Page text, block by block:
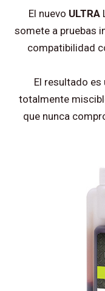
El nuevo ULTRA
somete a pruebas
compatibilidad
El resultado
totalmente
que nunca